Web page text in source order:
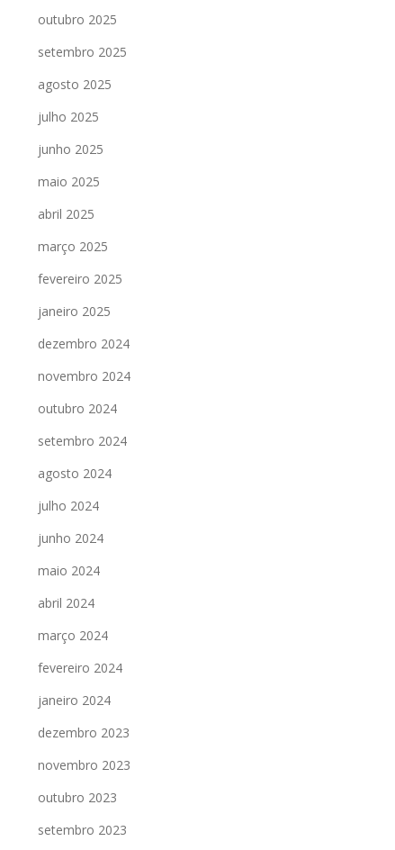
outubro 2025
setembro 2025
agosto 2025
julho 2025
junho 2025
maio 2025
abril 2025
março 2025
fevereiro 2025
janeiro 2025
dezembro 2024
novembro 2024
outubro 2024
setembro 2024
agosto 2024
julho 2024
junho 2024
maio 2024
abril 2024
março 2024
fevereiro 2024
janeiro 2024
dezembro 2023
novembro 2023
outubro 2023
setembro 2023